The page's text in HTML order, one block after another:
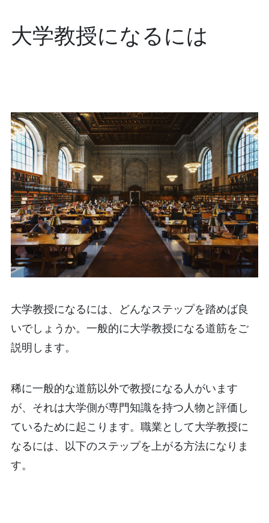
大学教授になるには
大学教授になるには、どんなステップを踏めば良
いでしょうか。一般的に大学教授になる道筋をご
説明します。
稀に一般的な道筋以外で教授になる人がいます
が、それは大学側が専門知識を持つ人物と評価し
ているために起こります。職業として大学教授に
なるには、以下のステップを上がる方法になりま
す。